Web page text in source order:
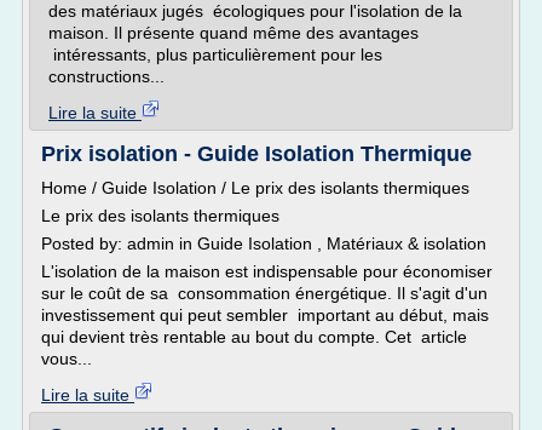
des matériaux jugés écologiques pour l'isolation de la
maison. Il présente quand même des avantages
intéressants, plus particulièrement pour les
constructions...
Lire la suite
Prix isolation - Guide Isolation Thermique
Home / Guide Isolation / Le prix des isolants thermiques
Le prix des isolants thermiques
Posted by: admin in Guide Isolation , Matériaux & isolation
L'isolation de la maison est indispensable pour économiser
sur le coût de sa consommation énergétique. Il s'agit d'un
investissement qui peut sembler important au début, mais
qui devient très rentable au bout du compte. Cet article
vous...
Lire la suite